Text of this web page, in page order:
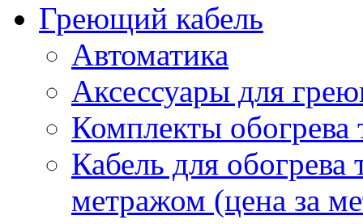
Греющий кабель
Автоматика
Аксессуары для
Комплекты обогрева
Кабель для обогрева
метражом (цена за